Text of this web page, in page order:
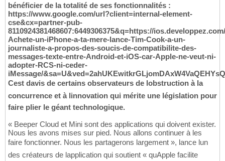
bénéficier de la totalité de ses fonctionnalités :
https://www.google.com/url?client=internal-element-
cse&cx=partner-pub-
8110924381468607:6449306375&q=https://
Achete-un-iPhone-a-ta-mere-lance-Tim-Cook-a-un-
journaliste-a-propos-des-soucis-de-compatibilite-des-
messages-texte-entre-Android-et-iOS-car-Apple-ne-veut-ni-
adopter-RCS-ni-ceder-
iMessage/
Cest davis de certains observateurs de lobstruction à la
concurrence et à linnovation qui mérite une législation pour
faire plier le géant technologique.
« Beeper Cloud et Mini sont des applications qui doivent exister.
Nous les avons mises sur pied. Nous allons continuer à les
faire fonctionner. Nous les partagerons largement », lance lun
des créateurs de lapplication qui soutient « quApple facilite